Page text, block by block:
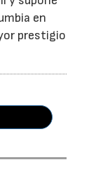
en
prestigio